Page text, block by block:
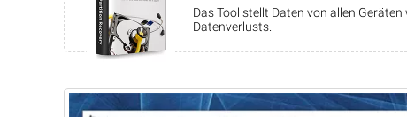
Das Tool stellt Daten von allen
Datenverlusts.